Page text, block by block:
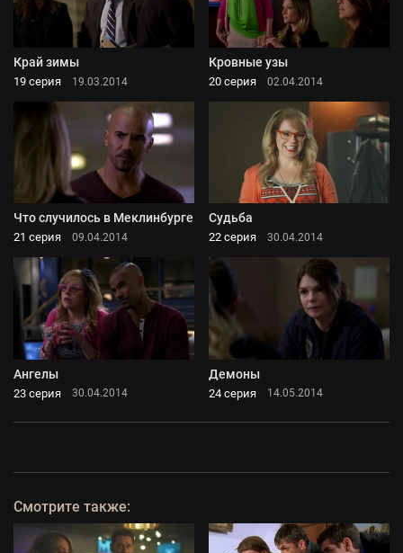
Край зимы
19 серия 19.03.2014
Кровные узы
20 серия 02.04.2014
Что случилось в Меклинбурге
21 серия 09.04.2014
Судьба
22 серия 30.04.2014
Ангелы
23 серия 30.04.2014
Демоны
24 серия 14.05.2014
Смотрите также: